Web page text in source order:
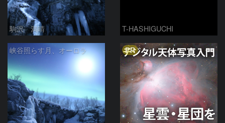
駒沢 満晴 T-HASHIGUCHI
峡谷照らす月、オーロラ PR